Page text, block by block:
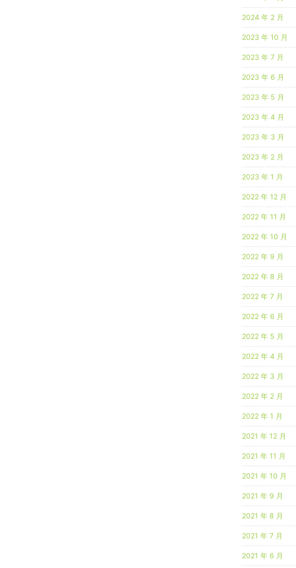
2024 年 2 月
2023 年 10 月
2023 年 7 月
2023 年 6 月
2023 年 5 月
2023 年 4 月
2023 年 3 月
2023 年 2 月
2023 年 1 月
2022 年 12 月
2022 年 11 月
2022 年 10 月
2022 年 9 月
2022 年 8 月
2022 年 7 月
2022 年 6 月
2022 年 5 月
2022 年 4 月
2022 年 3 月
2022 年 2 月
2022 年 1 月
2021 年 12 月
2021 年 11 月
2021 年 10 月
2021 年 9 月
2021 年 8 月
2021 年 7 月
2021 年 6 月